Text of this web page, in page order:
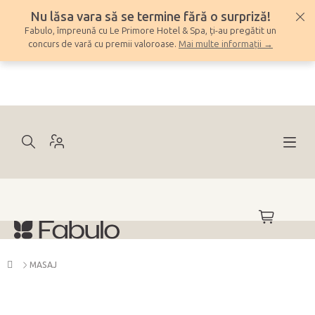
conținut
Nu lăsa vara să se termine fără o surpriză!
Fabulo, împreună cu Le Primore Hotel & Spa, ți-au pregătit un
concurs de vară cu premii valoroase. Mai multe informații →
COŞ
DE
Acasă
MASAJ